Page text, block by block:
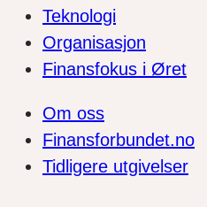
Teknologi
Organisasjon
Finansfokus i Øret
Om oss
Finansforbundet.no
Tidligere utgivelser